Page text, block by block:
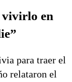
vivirlo en
para traer el
relataron el